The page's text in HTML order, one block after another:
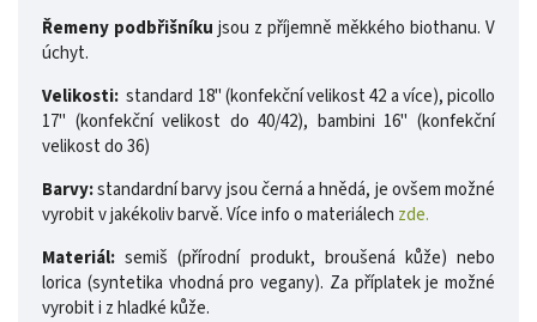
Řemeny podbřišníkujsou z příjemně měkkého biothanu. V
úchyt.
Velikosti: standard 18" (konfekční velikost 42 a více), picollo
17" (konfekční velikost do 40/42), bambini 16" (konfekční
velikost do 36)
Barvy:standardní barvy jsou černá a hnědá, je ovšem možné
vyrobit v jakékoliv barvě. Více info o materiálech zde.
Materiál: semiš (přírodní produkt, broušená kůže) nebo
lorica (syntetika vhodná pro vegany). Za příplatek je možné
vyrobit i z hladké kůže.